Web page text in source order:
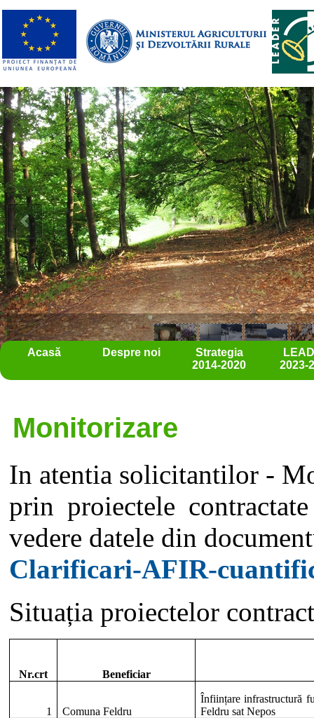
Acasă Despre noi
Strategia
2014-2020
2023-
Monitorizare
In atentia solicitantilor -
prin proiectele
vedere datele din
Clarificari-AFIR-
Situația proiectelor
Nr.crt Beneficiar
1 Comuna Feldru
Înființare infrastructură
Feldru sat Nepos